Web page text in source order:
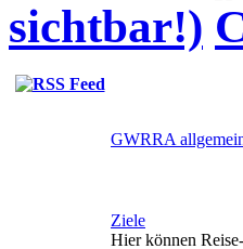
sichtbar!)
GWRRA
Ziele
Hier können